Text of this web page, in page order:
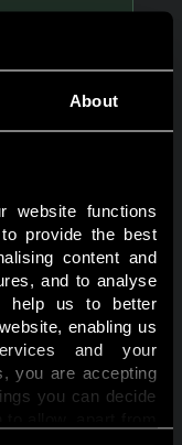
About
website functions
provide the best
content and
and to analyse
help us to better
enabling us
and your
you are accepting
you can decide
és minden
nyertes
helyezésed
bónuszból.